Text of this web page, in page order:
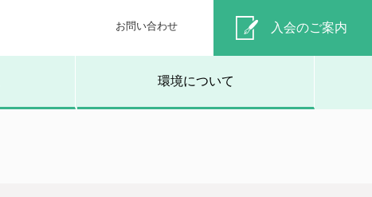
お問い合わせ 入会のご案内
環境について